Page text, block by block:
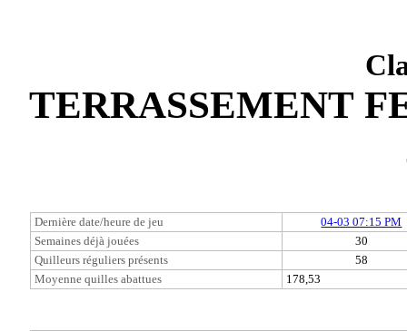
TERRASSEMENT
Dernière date/heure de jeu
04-03 07:15 PM
Semaines déjà jouées
30
Quilleurs réguliers présents
58
Moyenne quilles abattues
178,53